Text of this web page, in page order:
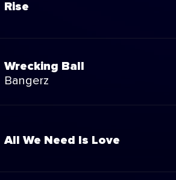
Rise
Wrecking Ball
Bangerz
All We Need Is Love